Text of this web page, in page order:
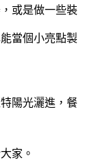
或是做一些裝
當個小亮點製
陽光灑進，餐
家。